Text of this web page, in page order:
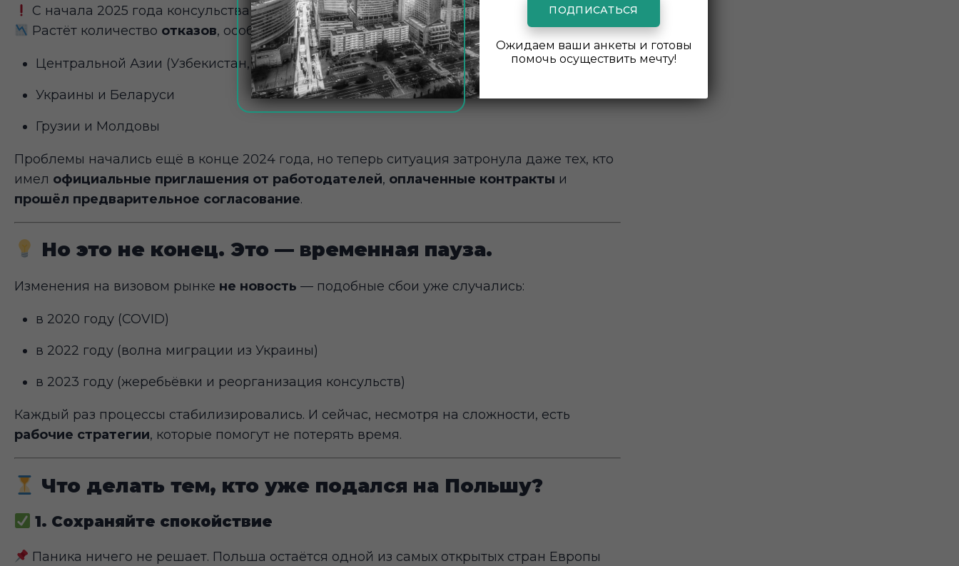
С начала 2025 года консульства начали массовоужесточать правила выдачи виз.
Растёт количество отказов, особенно среди граждан:
Центральной Азии (Узбекистан, Казахстан, Кыргызстан)
Украины и Беларуси
Грузии и Молдовы
Проблемы начались ещё в конце 2024 года, но теперь ситуация затронула даже тех, кто
имел официальные приглашения от работодателей, оплаченные контракты и
прошёл предварительное согласование.
Но это не конец. Это — временная пауза.
Изменения на визовом рынке не новость — подобные сбои уже случались:
в 2020 году (COVID)
в 2022 году (волна миграции из Украины)
в 2023 году (жеребьёвки и реорганизация консульств)
Каждый раз процессы стабилизировались. И сейчас, несмотря на сложности, есть
рабочие стратегии, которые помогут не потерять время.
Что делать тем, кто уже подался на Польшу?
1. Сохраняйте спокойствие
Паника ничего не решает. Польша остаётся одной из самых открытых стран Европы
ПОДПИСАТЬСЯ
Ожидаем ваши анкеты и готовы
помочь осуществить мечту!